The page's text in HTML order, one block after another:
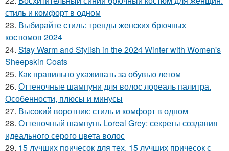
стиль и комфорт в одном
23. Выбирайте стиль: тренды женских брючных
костюмов 2024
24. Stay Warm and Stylish in the 2024 Winter with Women's
Sheepskin Coats
25. Как правильно ухаживать за обувью летом
26. Оттеночные шампуни для волос лореаль палитра.
Особенности, плюсы и минусы
27. Высокий воротник: стиль и комфорт в одном
28. Оттеночный шампунь Loreal Grey: секреты создания
идеального серого цвета волос
29. 15 лучших причесок для тех. 15 лучших причесок с